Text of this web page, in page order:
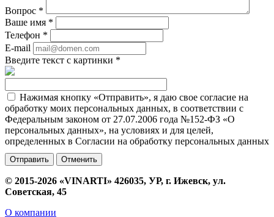
Вопрос *
Ваше имя *
Телефон *
E-mail
Введите текст с картинки *
Нажимая кнопку «Отправить», я даю свое согласие на
обработку моих персональных данных, в соответствии с
Федеральным законом от 27.07.2006 года №152-ФЗ «О
персональных данных», на условиях и для целей,
определенных в Согласии на обработку персональных данных
Отменить
© 2015-2026 «VINARTI» 426035, УР, г. Ижевск, ул.
Советская, 45
О компании